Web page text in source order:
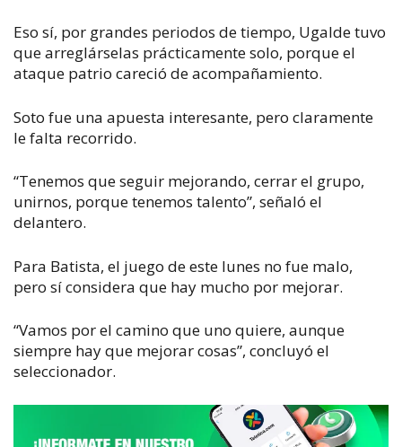
Eso sí, por grandes periodos de tiempo, Ugalde tuvo
que arreglárselas prácticamente solo, porque el
ataque patrio careció de acompañamiento.
Soto fue una apuesta interesante, pero claramente
le falta recorrido.
“Tenemos que seguir mejorando, cerrar el grupo,
unirnos, porque tenemos talento”, señaló el
delantero.
Para Batista, el juego de este lunes no fue malo,
pero sí considera que hay mucho por mejorar.
“Vamos por el camino que uno quiere, aunque
siempre hay que mejorar cosas”, concluyó el
seleccionador.